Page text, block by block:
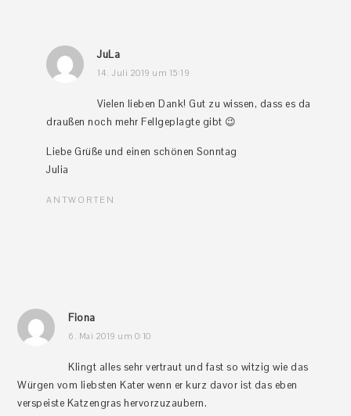
JuLa
14. Juli 2019 um 15:19
Vielen lieben Dank! Gut zu wissen, dass es da
draußen noch mehr Fellgeplagte gibt 😉
Liebe Grüße und einen schönen Sonntag
Julia
ANTWORTEN
Fiona
6. Mai 2019 um 0:10
Klingt alles sehr vertraut und fast so witzig wie das
Würgen vom liebsten Kater wenn er kurz davor ist das eben
verspeiste Katzengras hervorzuzaubern.